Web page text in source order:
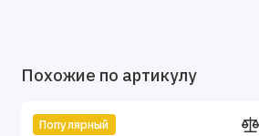
Похожие по артикулу
Популярный